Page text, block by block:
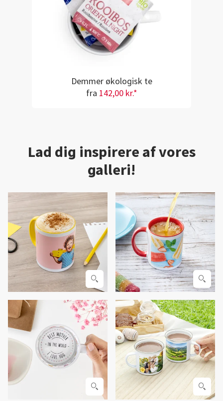
Demmer økologisk te
fra 142,00 kr.*
Lad dig inspirere af vores
galleri!